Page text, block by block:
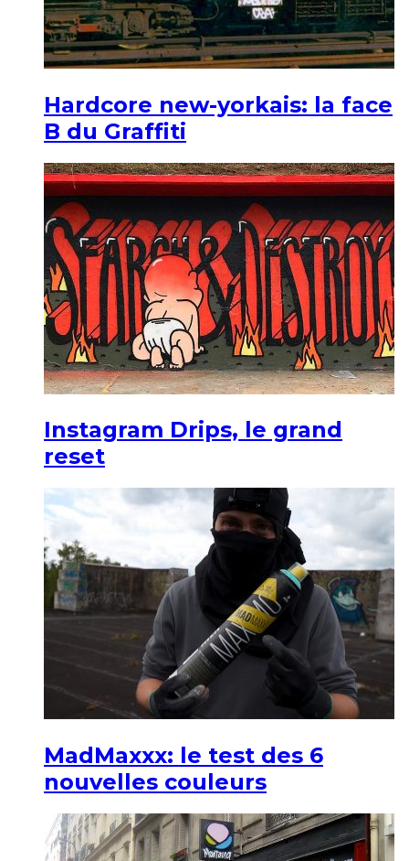
Hardcore new-yorkais: la face
B du Graffiti
Instagram Drips, le grand
reset
MadMaxxx: le test des 6
nouvelles couleurs